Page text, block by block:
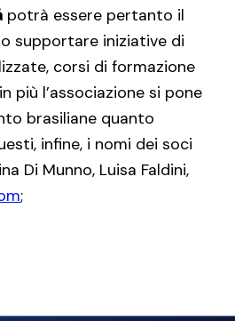
potrà essere pertanto il
supportare iniziative di
corsi di formazione
più l’associazione si pone
brasiliane quanto
infine, i nomi dei soci
Di Munno, Luisa Faldini,
;